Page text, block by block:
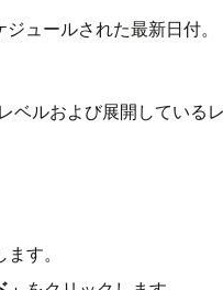
ュールされた最新日付。
ルおよび展開している
す。